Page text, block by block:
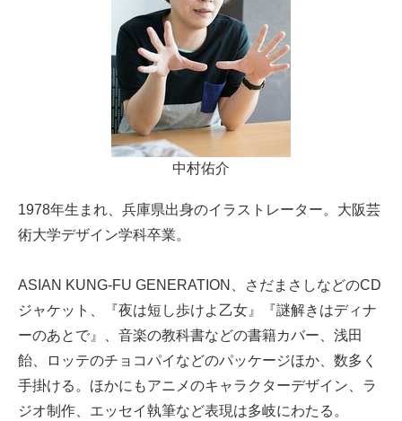
中村佑介
1978年生まれ、兵庫県出身のイラストレーター。大阪芸
術大学デザイン学科卒業。
ASIAN KUNG-FU GENERATION、さだまさしなどのCD
ジャケット、『夜は短し歩けよ乙女』『謎解きはディナ
ーのあとで』、音楽の教科書などの書籍カバー、浅田
飴、ロッテのチョコパイなどのパッケージほか、数多く
手掛ける。ほかにもアニメのキャラクターデザイン、ラ
ジオ制作、エッセイ執筆など表現は多岐にわたる。